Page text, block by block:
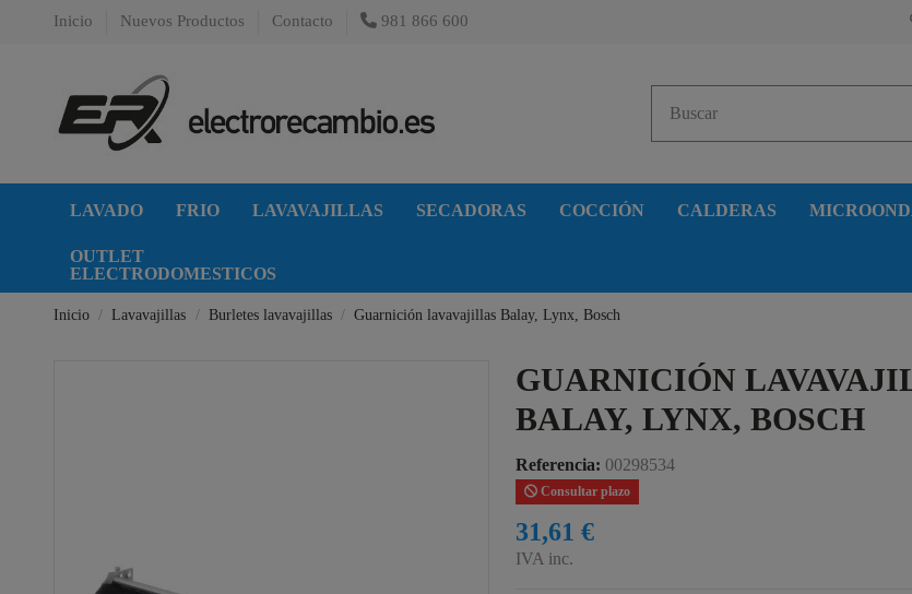
Inicio Nuevos Productos Contacto 981 866 600
LAVADO FRIO LAVAVAJILLAS SECADORAS COCCIÓN CALDERAS
OUTLET
ELECTRODOMESTICOS
Inicio Lavavajillas Burletes lavavajillas Guarnición lavavajillas Balay, Lynx, Bosch
GUARNICIÓN
BALAY, LYNX, BOSCH
Referencia: 00298534
Consultar plazo
31,61 €
IVA inc.